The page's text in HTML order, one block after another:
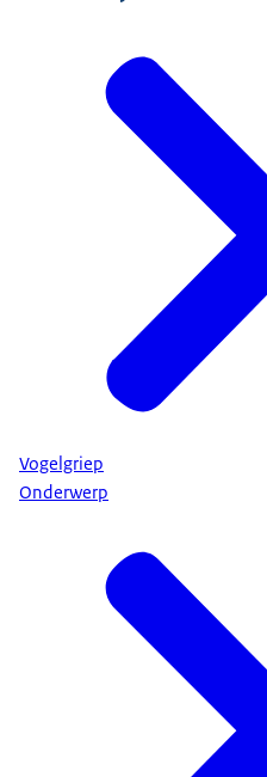
Vogelgriep
Onderwerp